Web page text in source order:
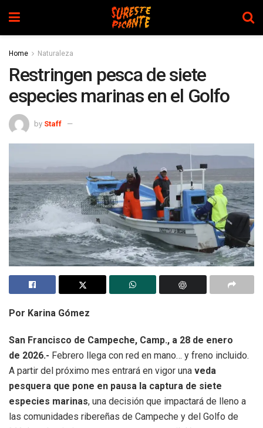
Home Naturaleza
Restringen pesca de siete
especies marinas en el Golfo
by Staff
Por Karina Gómez
San Francisco de Campeche, Camp., a 28 de enero
de 2026.- Febrero llega con red en mano… y freno incluido.
A partir del próximo mes entrará en vigor una veda
pesquera que pone en pausa la captura de siete
especies marinas, una decisión que impactará de lleno a
las comunidades ribereñas de Campeche y del Golfo de